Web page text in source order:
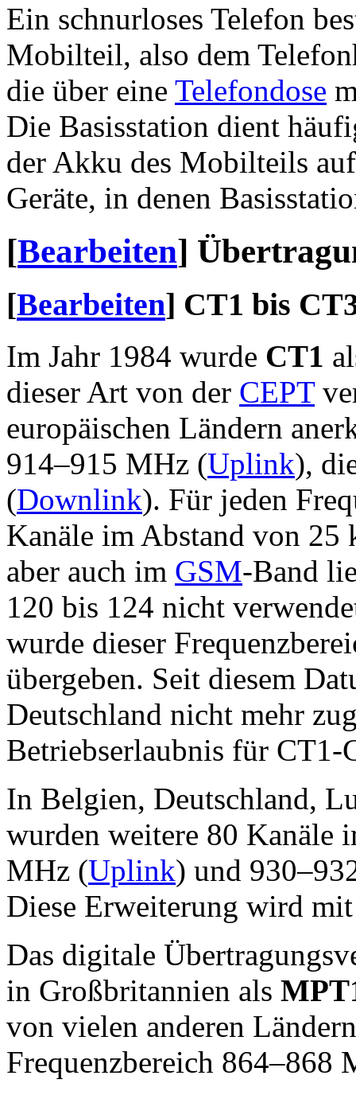
Ein schnurloses Telefon
Mobilteil, also dem
die über eine Telefondose
Die Basisstation dient
der Akku des Mobilteils
Geräte, in denen
[Bearbeiten]
[Bearbeiten] CT1 bis
Im Jahr 1984 wurde CT1
dieser Art von der CEPT
europäischen Ländern
914–915 MHz (Uplink),
(Downlink). Für jeden
Kanäle im Abstand von 25
aber auch im GSM-Band
120 bis 124 nicht
wurde dieser
übergeben. Seit diesem
Deutschland nicht mehr
Betriebserlaubnis für CT1-
In Belgien, Deutschland,
wurden weitere 80 Kanäle
MHz (Uplink) und
Diese Erweiterung wird
Das digitale
in Großbritannien als
von vielen anderen
Frequenzbereich 864–868